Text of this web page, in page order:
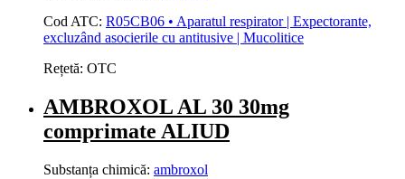
Cod ATC: R05CB06 • Aparatul respirator | Expectorante,
excluzând asocierile cu antitusive | Mucolitice
Rețetă: OTC
AMBROXOL AL 30 30mg
comprimate ALIUD
Substanța chimică: ambroxol